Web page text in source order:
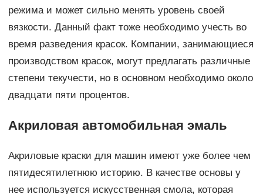
режима и может сильно менять уровень своей
вязкости. Данный факт тоже необходимо учесть во
время разведения красок. Компании, занимающиеся
производством красок, могут предлагать различные
степени текучести, но в основном необходимо около
двадцати пяти процентов.
Акриловая автомобильная эмаль
Акриловые краски для машин имеют уже более чем
пятидесятилетнюю историю. В качестве основы у
нее используется искусственная смола, которая